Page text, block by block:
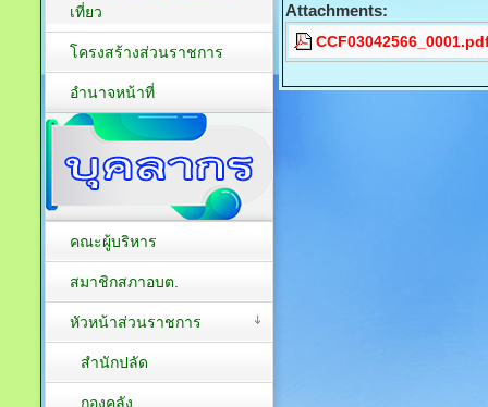
Attachments:
เที่ยว
โครงสร้างส่วนราชการ
อำนาจหน้าที่
คณะผู้บริหาร
สมาชิกสภาอบต.
หัวหน้าส่วนราชการ
สำนักปลัด
กองคลัง